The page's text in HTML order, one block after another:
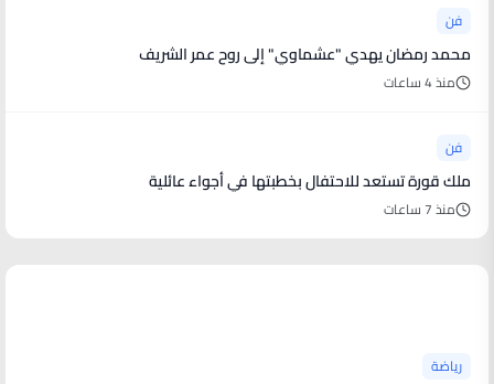
فن
محمد رمضان يهدي "عشماوي" إلى روح عمر الشريف
منذ 4 ساعات
فن
ملك قورة تستعد للاحتفال بخطبتها في أجواء عائلية
منذ 7 ساعات
رياضة